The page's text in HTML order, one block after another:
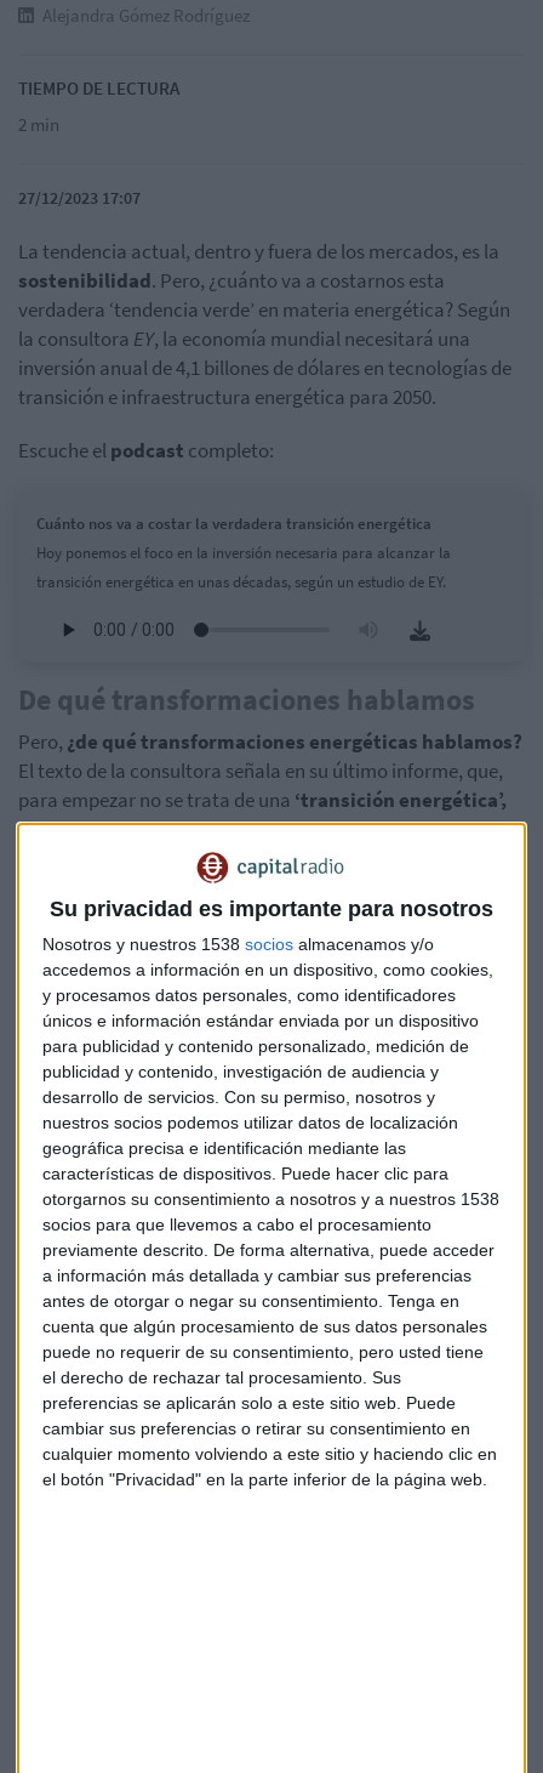
Su privacidad es importante para nosotros
Nosotros y nuestros 1538 socios almacenamos y/o
accedemos a información en un dispositivo, como cookies,
y procesamos datos personales, como identificadores
únicos e información estándar enviada por un dispositivo
para publicidad y contenido personalizado, medición de
publicidad y contenido, investigación de audiencia y
desarrollo de servicios. Con su permiso, nosotros y
nuestros socios podemos utilizar datos de localización
geográfica precisa e identificación mediante las
características de dispositivos. Puede hacer clic para
otorgarnos su consentimiento a nosotros y a nuestros 1538
socios para que llevemos a cabo el procesamiento
previamente descrito. De forma alternativa, puede acceder
a información más detallada y cambiar sus preferencias
antes de otorgar o negar su consentimiento. Tenga en
cuenta que algún procesamiento de sus datos personales
puede no requerir de su consentimiento, pero usted tiene
el derecho de rechazar tal procesamiento. Sus
preferencias se aplicarán solo a este sitio web. Puede
cambiar sus preferencias o retirar su consentimiento en
cualquier momento volviendo a este sitio y haciendo clic en
el botón "Privacidad" en la parte inferior de la página web.
Alejandra Gómez Rodríguez
TIEMPO DE LECTURA
2 min
27/12/2023 17:07
La tendencia actual, dentro y fuera de los mercados, es la
sostenibilidad. Pero, ¿cuánto va a costarnos esta
verdadera ‘tendencia verde’ en materia energética? Según
la consultora EY, la economía mundial necesitará una
inversión anual de 4,1 billones de dólares en tecnologías de
transición e infraestructura energética para 2050.
Escuche elpodcast completo:
Cuánto nos va a costar la verdadera transición energética
Hoy ponemos el foco en la inversión necesaria para alcanzar la
transición energética en unas décadas, según un estudio de EY.
De qué transformaciones hablamos
Pero, ¿de qué transformaciones energéticas hablamos?
El texto de la consultora señala en su último informe, que,
para empezar no se trata de una ‘transición energética’,
sino de varias.
De hecho, sus expertos indican que, de cara a la próxima
década, la energía solar y eólica serán las encargadas de
suministrar"casi todos" los serviciosmientras que, las
renovables, en general, alinearán la oferta a la demanda.
Pero ahí no queda todo: la consultora pone cifras sobre la
mesa...y aseguran que la energía verde dominará la
generación de energía para 2038 yrepresentará el 62 %
del 'mix' energético para 2050. En cuanto al consumo
final de la electricidad, se augura que crezca hasta el 24 %
en 2030 y hasta el 32 % en 2050.
Además, esta investigación prevé que la duplicación del
consumo de electricidad, junto con la absorción de
hidrógeno, compensará el consumo de combustibles fósiles,
de forma que éstos últimos satisfagan el 57 % de la
demanda final de energía, frente al 72 % actual.